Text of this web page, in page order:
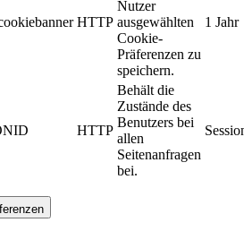
HTTP
Nutzer
ausgewählten
Cookie-
Präferenzen zu
speichern.
1 Jahr
HTTP
Behält die
Zustände des
Benutzers bei
allen
Seitenanfragen
bei.